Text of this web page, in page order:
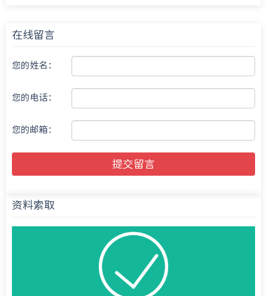
在线留言
您的姓名：
您的电话：
您的邮箱：
提交留言
资料索取